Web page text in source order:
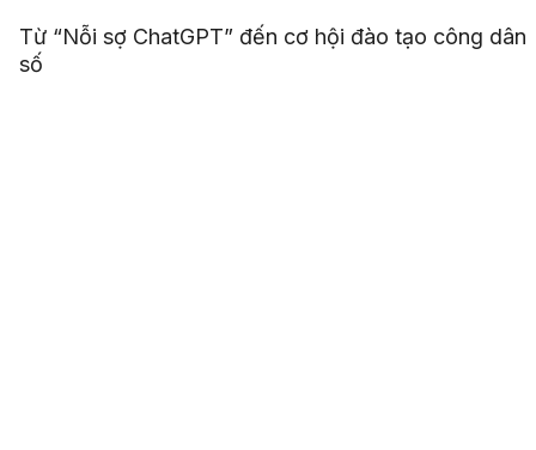
Từ “Nỗi sợ ChatGPT” đến cơ hội đào tạo công dân
số